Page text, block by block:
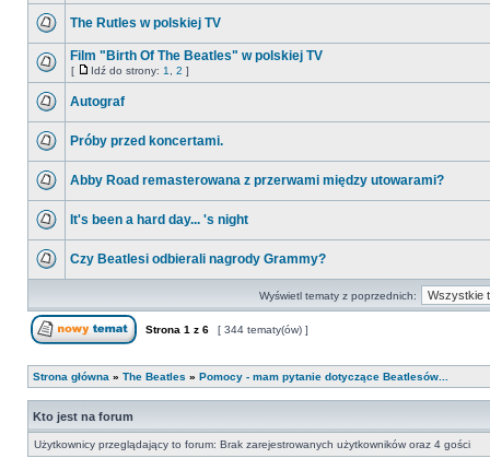
The Rutles w polskiej TV
Film "Birth Of The Beatles" w polskiej TV
[ Idź do strony: 1 2 ]
Autograf
Próby przed koncertami.
Abby Road remasterowana z przerwami między utowarami?
It's been a hard day... 's night
Czy Beatlesi odbierali nagrody Grammy?
Wyświetl tematy z poprzednich:
Strona 1 z 6 [ 344 tematy(ów) ]
Strona główna » The Beatles » Pomocy - mam pytanie dotyczące Beatlesów...
Kto jest na forum
Użytkownicy przeglądający to forum: Brak zarejestrowanych użytkowników oraz 4 gości